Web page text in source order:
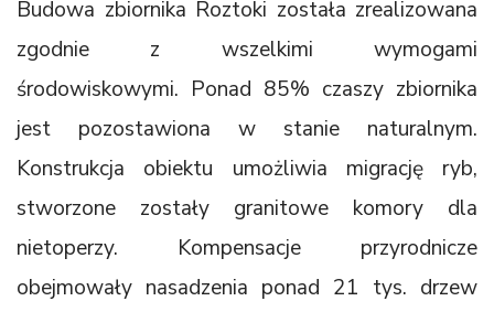
Budowa zbiornika Roztoki została zrealizowana
zgodnie z wszelkimi wymogami
środowiskowymi. Ponad 85% czaszy zbiornika
jest pozostawiona w stanie naturalnym.
Konstrukcja obiektu umożliwia migrację ryb,
stworzone zostały granitowe komory dla
nietoperzy. Kompensacje przyrodnicze
obejmowały nasadzenia ponad 21 tys. drzew